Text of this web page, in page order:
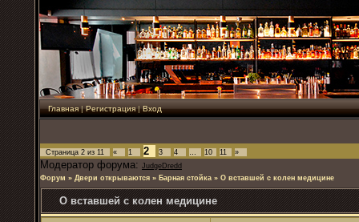
Главная|Регистрация|Вход
Страница 2 из 11 « 1 2 3 4 … 10 11 »
Модератор форума: JudgeDredd
Форум » Двери открываются » Барная стойка » О вставшей с колен медицине
О вставшей с колен медицине